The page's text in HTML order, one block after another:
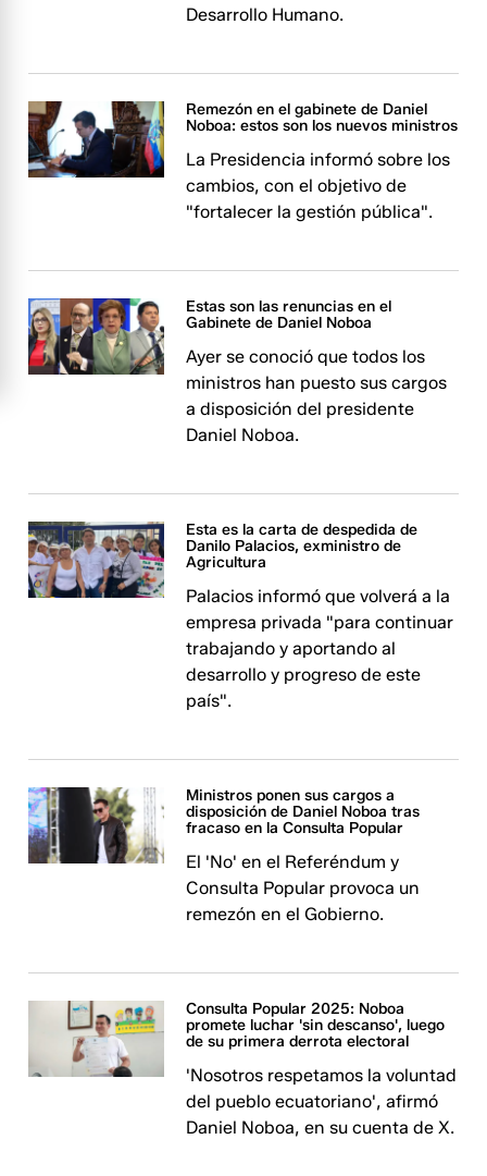
Desarrollo Humano.
Remezón en el gabinete de Daniel
Noboa: estos son los nuevos ministros
La Presidencia informó sobre los
cambios, con el objetivo de
"fortalecer la gestión pública".
Estas son las renuncias en el
Gabinete de Daniel Noboa
Ayer se conoció que todos los
ministros han puesto sus cargos
a disposición del presidente
Daniel Noboa.
Esta es la carta de despedida de
Danilo Palacios, exministro de
Agricultura
Palacios informó que volverá a la
empresa privada "para continuar
trabajando y aportando al
desarrollo y progreso de este
país".
Ministros ponen sus cargos a
disposición de Daniel Noboa tras
fracaso en la Consulta Popular
El 'No' en el Referéndum y
Consulta Popular provoca un
remezón en el Gobierno.
Consulta Popular 2025: Noboa
promete luchar 'sin descanso', luego
de su primera derrota electoral
'Nosotros respetamos la voluntad
del pueblo ecuatoriano', afirmó
Daniel Noboa, en su cuenta de X.